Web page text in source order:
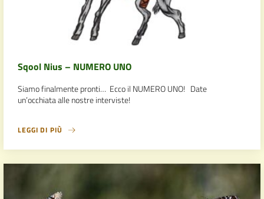
Sqool Nius – NUMERO UNO
Siamo finalmente pronti… Ecco il NUMERO UNO! Date
un’occhiata alle nostre interviste!
LEGGI DI PIÙ